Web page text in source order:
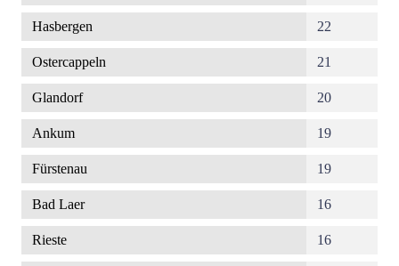
Hasbergen 22
Ostercappeln 21
Glandorf 20
Ankum 19
Fürstenau 19
Bad Laer 16
Rieste 16